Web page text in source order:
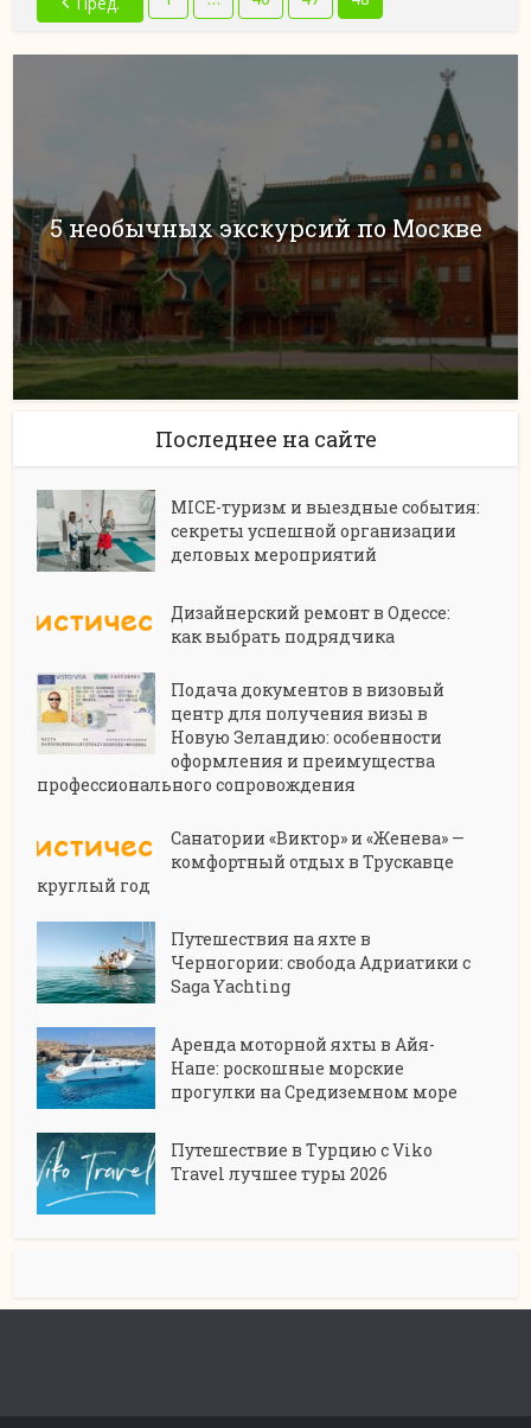
5 необычных экскурсий по Москве
Последнее на сайте
MICE-туризм и выездные события:
секреты успешной организации
деловых мероприятий
Дизайнерский ремонт в Одессе:
как выбрать подрядчика
Подача документов в визовый
центр для получения визы в
Новую Зеландию: особенности
оформления и преимущества
профессионального сопровождения
Санатории «Виктор» и «Женева» —
комфортный отдых в Трускавце
круглый год
Путешествия на яхте в
Черногории: свобода Адриатики с
Saga Yachting
Аренда моторной яхты в Айя-
Напе: роскошные морские
прогулки на Средиземном море
Путешествие в Турцию с Viko
Travel лучшее туры 2026